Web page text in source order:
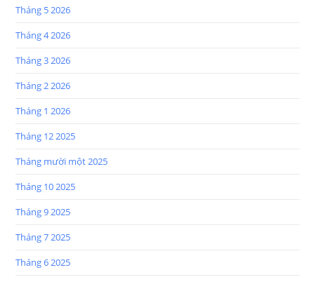
Tháng 5 2026
Tháng 4 2026
Tháng 3 2026
Tháng 2 2026
Tháng 1 2026
Tháng 12 2025
Tháng mười một 2025
Tháng 10 2025
Tháng 9 2025
Tháng 7 2025
Tháng 6 2025